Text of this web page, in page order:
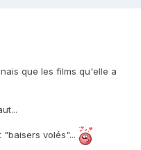
que les films qu'elle a
volés"...